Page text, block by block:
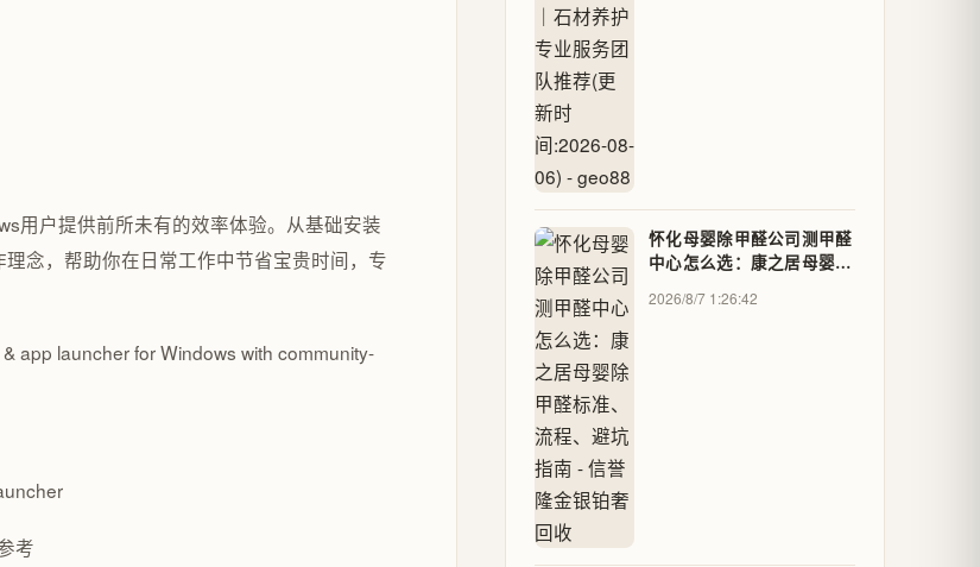
用户提供前所未有的效率体验。从基础安装
念，帮助你在日常工作中节省宝贵时间，专
app launcher for Windows with community-
考
怀化母婴除甲醛公司测甲醛
中心怎么选：康之居母婴除
- 信誉隆金银铂奢回收
2026/8/7 1:26:42